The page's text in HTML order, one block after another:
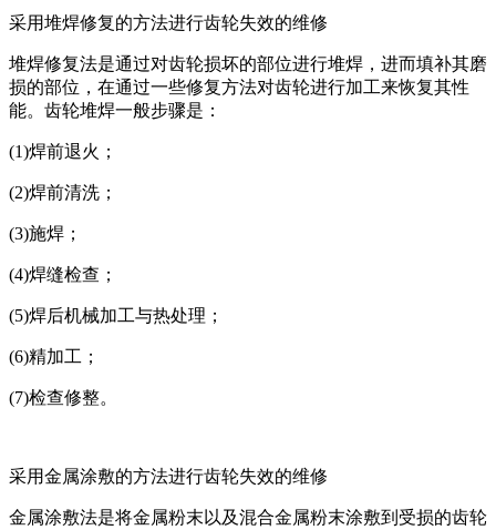
采用堆焊修复的方法进行齿轮失效的维修
堆焊修复法是通过对齿轮损坏的部位进行堆焊，进而填补其磨
损的部位，在通过一些修复方法对齿轮进行加工来恢复其性
能。齿轮堆焊一般步骤是：
(1)焊前退火；
(2)焊前清洗；
(3)施焊；
(4)焊缝检查；
(5)焊后机械加工与热处理；
(6)精加工；
(7)检查修整。
采用金属涂敷的方法进行齿轮失效的维修
金属涂敷法是将金属粉末以及混合金属粉末涂敷到受损的齿轮